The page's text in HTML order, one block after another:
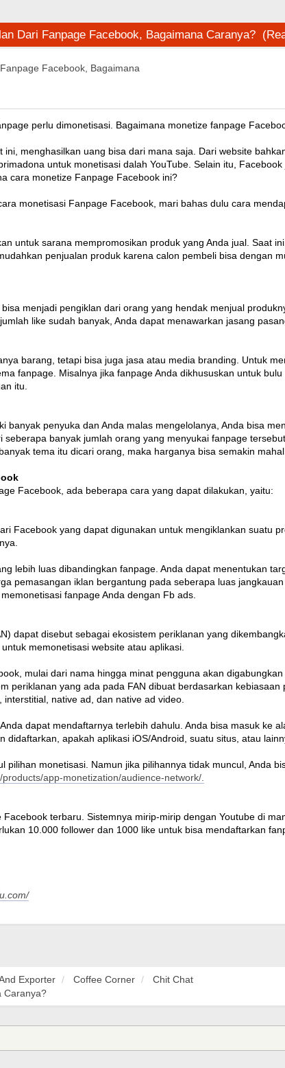
Dari Fanpage Facebook, Bagaimana Caranya?
Facebook, Bagaimana
perlu dimonetisasi. Bagaimana monetize fanpage
menghasilkan uang bisa dari mana saja. Dari website
untuk monetisasi dalah YouTube. Selain itu,
cara monetize Fanpage Facebook ini?
monetisasi Fanpage Facebook, mari bahas dulu cara
untuk sarana mempromosikan produk yang Anda jual. Saat
penjualan produk karena calon pembeli bisa dengan
menjadi pengiklan dari orang yang hendak menjual
like sudah banyak, Anda dapat menawarkan jasang
barang, tetapi bisa juga jasa atau media branding. Untuk
fanpage. Misalnya jika fanpage Anda dikhususkan untuk
itu.
banyak penyuka dan Anda malas mengelolanya, Anda bisa
seberapa banyak jumlah orang yang menyukai fanpage
tema itu dicari orang, maka harganya bisa semakin mahal.
Facebook, ada beberapa cara yang dapat dilakukan, yaitu:
Facebook yang dapat digunakan untuk mengiklankan suatu
lebih luas dibandingkan fanpage. Anda dapat menentukan
pemasangan iklan bergantung pada seberapa luas
fanpage Anda dengan Fb ads.
dapat disebut sebagai ekosistem periklanan yang
memonetisasi website atau aplikasi.
mulai dari nama hingga minat pengguna akan
periklanan yang ada pada FAN dibuat berdasarkan
native ad, dan native ad video.
dapat mendaftarnya terlebih dahulu. Anda bisa masuk ke
didaftarkan, apakah aplikasi iOS/Android, suatu situs, atau
pilihan monetisasi. Namun jika pilihannya tidak muncul, Anda
app-monetization/audience-network/.
terbaru. Sistemnya mirip-mirip dengan Youtube di
10.000 follower dan 1000 like untuk bisa mendaftarkan
Exporter Coffee Corner
Chit Chat
Caranya?